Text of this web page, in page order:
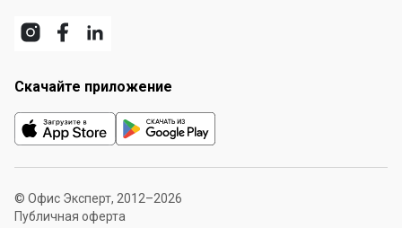
Скачайте приложение
© Офис Эксперт, 2012–2026
Публичная оферта